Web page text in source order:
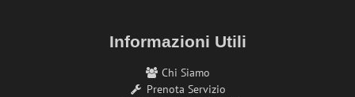
Informazioni Utili
Chi Siamo
Prenota Servizio